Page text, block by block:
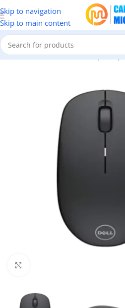
Skip to navigation
Skip to main content
Accueil/INFORMATIQUE/